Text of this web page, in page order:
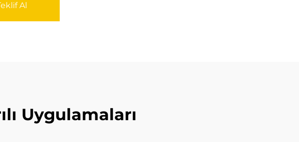
Al
Uygulamaları